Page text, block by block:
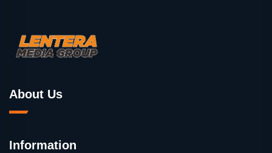
About Us
Information